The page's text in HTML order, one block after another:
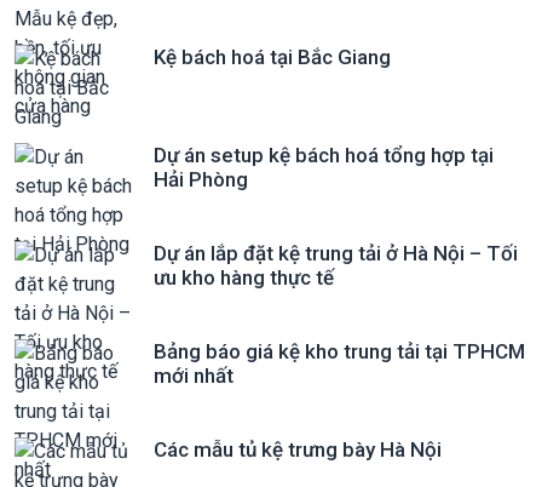
Kệ bách hoá tại Bắc Giang
Dự án setup kệ bách hoá tổng hợp tại
Hải Phòng
Dự án lắp đặt kệ trung tải ở Hà Nội – Tối
ưu kho hàng thực tế
Bảng báo giá kệ kho trung tải tại TPHCM
mới nhất
Các mẫu tủ kệ trưng bày Hà Nội